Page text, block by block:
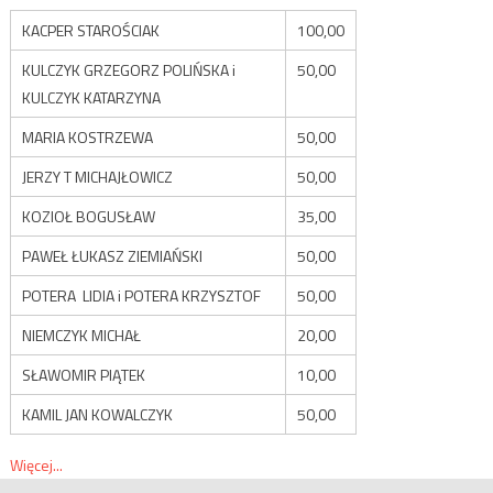
KACPER STAROŚCIAK
100,00
KULCZYK GRZEGORZ POLIŃSKA i
KULCZYK KATARZYNA
50,00
MARIA KOSTRZEWA
50,00
JERZY T MICHAJŁOWICZ
50,00
KOZIOŁ BOGUSŁAW
35,00
PAWEŁ ŁUKASZ ZIEMIAŃSKI
50,00
POTERA LIDIA i POTERA KRZYSZTOF
50,00
NIEMCZYK MICHAŁ
20,00
SŁAWOMIR PIĄTEK
10,00
KAMIL JAN KOWALCZYK
50,00
Więcej...